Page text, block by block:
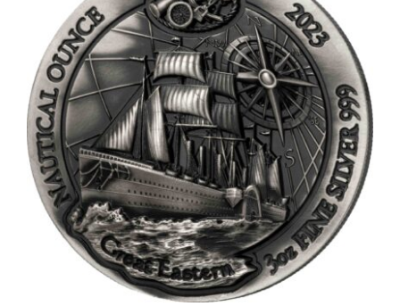
Neuheiten
Angebote
Über Uns
Kontakt
Mein Konto